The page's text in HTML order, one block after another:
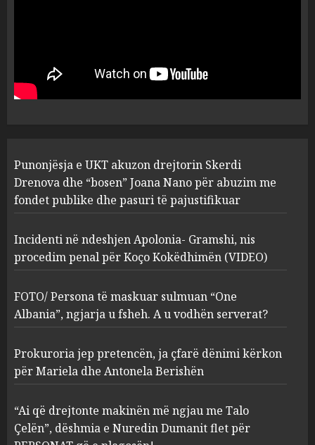
1
“bosen” Joana Nano për
abuzim me fondet publike dhe
pasuri të pajustifikuar
2
Apolonia- Gramshi, nis
procedim penal për Koço
Kokëdhimën (VIDEO)
MARCH 27, 2025
3
FOTO/ Persona të maskuar
sulmuan “One Albania”,
ngjarja u fsheh. A u vodhën
serverat?
MARCH 25, 2025
4
Prokuroria jep pretencën, ja
çfarë dënimi kërkon për
Berishën
MARCH 25, 2025
Punonjësja e UKT akuzon drejtorin Skerdi
Drenova dhe “bosen” Joana Nano për abuzim me
fondet publike dhe pasuri të pajustifikuar
Incidenti në ndeshjen Apolonia- Gramshi, nis
procedim penal për Koço Kokëdhimën (VIDEO)
FOTO/ Persona të maskuar sulmuan “One
Albania”, ngjarja u fsheh. A u vodhën serverat?
Prokuroria jep pretencën, ja çfarë dënimi kërkon
për Mariela dhe Antonela Berishën
“Ai që drejtonte makinën më ngjau me Talo
Çelën”, dëshmia e Nuredin Dumanit flet për